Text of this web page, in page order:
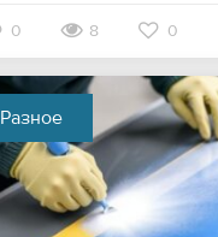
0 8 0
Разное